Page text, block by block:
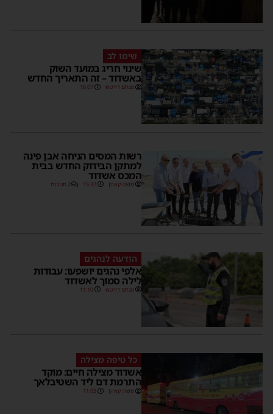
שימו לב
שינוי חריג במועד השוק
באשדוד – זה התאריך החדש
מנחם דויטש 16:07
רשות המסים הניחה אבן פינה
למתקן הבידוק החדש בבית
המכס אשדוד
משה קאהן 15:37 2 תגובות
הודעה לנהגים
אלפי נהגים יושפעו: עבודות
לילה סמוך לאשדוד
מנחם דויטש 11:10
כל טיפה מצילה
אשדוד מצילה חיים: מוקד
התרמת דם ליד השטיבלאך
משה קאהן 11:05